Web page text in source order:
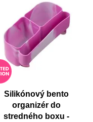
Silikónový bento
organizér do
stredného boxu -